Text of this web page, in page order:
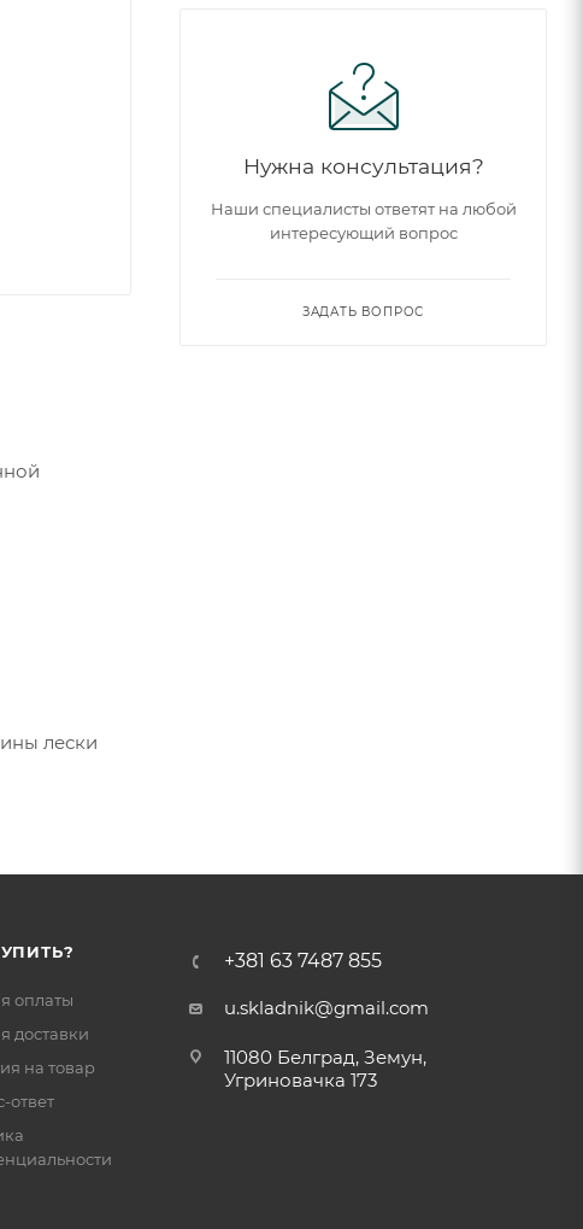
лески
Нужна консультация?
Наши специалисты ответят на любой
интересующий вопрос
ЗАДАТЬ ВОПРОС
оплаты
доставки
на товар
ответ
+381 63 7487 855
u.skladnik@gmail.com
11080 Белград, Земун,
Угриновачка 173